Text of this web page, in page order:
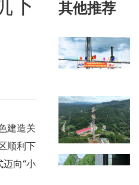
建造关
顺利下
向“小
其他推荐